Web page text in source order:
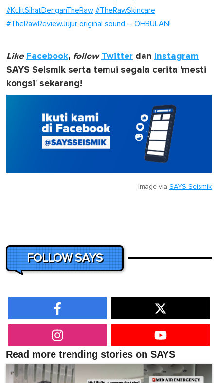
#KulitSihatDenganTheRaw #TheRawSkincare
#TheRawReviewJujur original sound – OHBULAN!
Like Facebook, follow Twitter dan Instagram
SAYS Seismik serta temui segala cerita 'mesti
kongsi' sekarang!
Image via SAYS Seismik
FOLLOW SAYS
Read more trending stories on SAYS